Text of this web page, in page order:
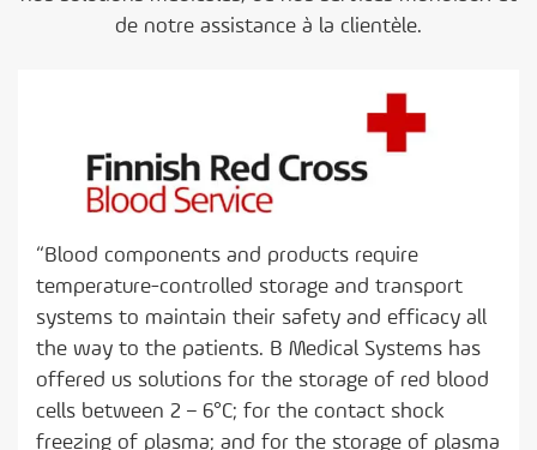
de notre assistance à la clientèle.
“Blood components and products require
temperature-controlled storage and transport
systems to maintain their safety and efficacy all
the way to the patients. B Medical Systems has
offered us solutions for the storage of red blood
cells between 2 – 6°C; for the contact shock
freezing of plasma; and for the storage of plasma